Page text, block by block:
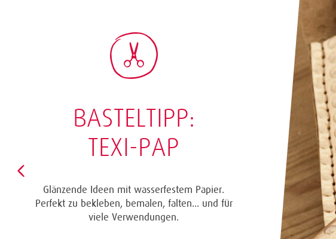
BASTELTIPP:
TEXI-PAP
Glänzende Ideen mit wasserfestem Papier.
Perfekt zu bekleben, bemalen, falten... und für
viele Verwendungen.